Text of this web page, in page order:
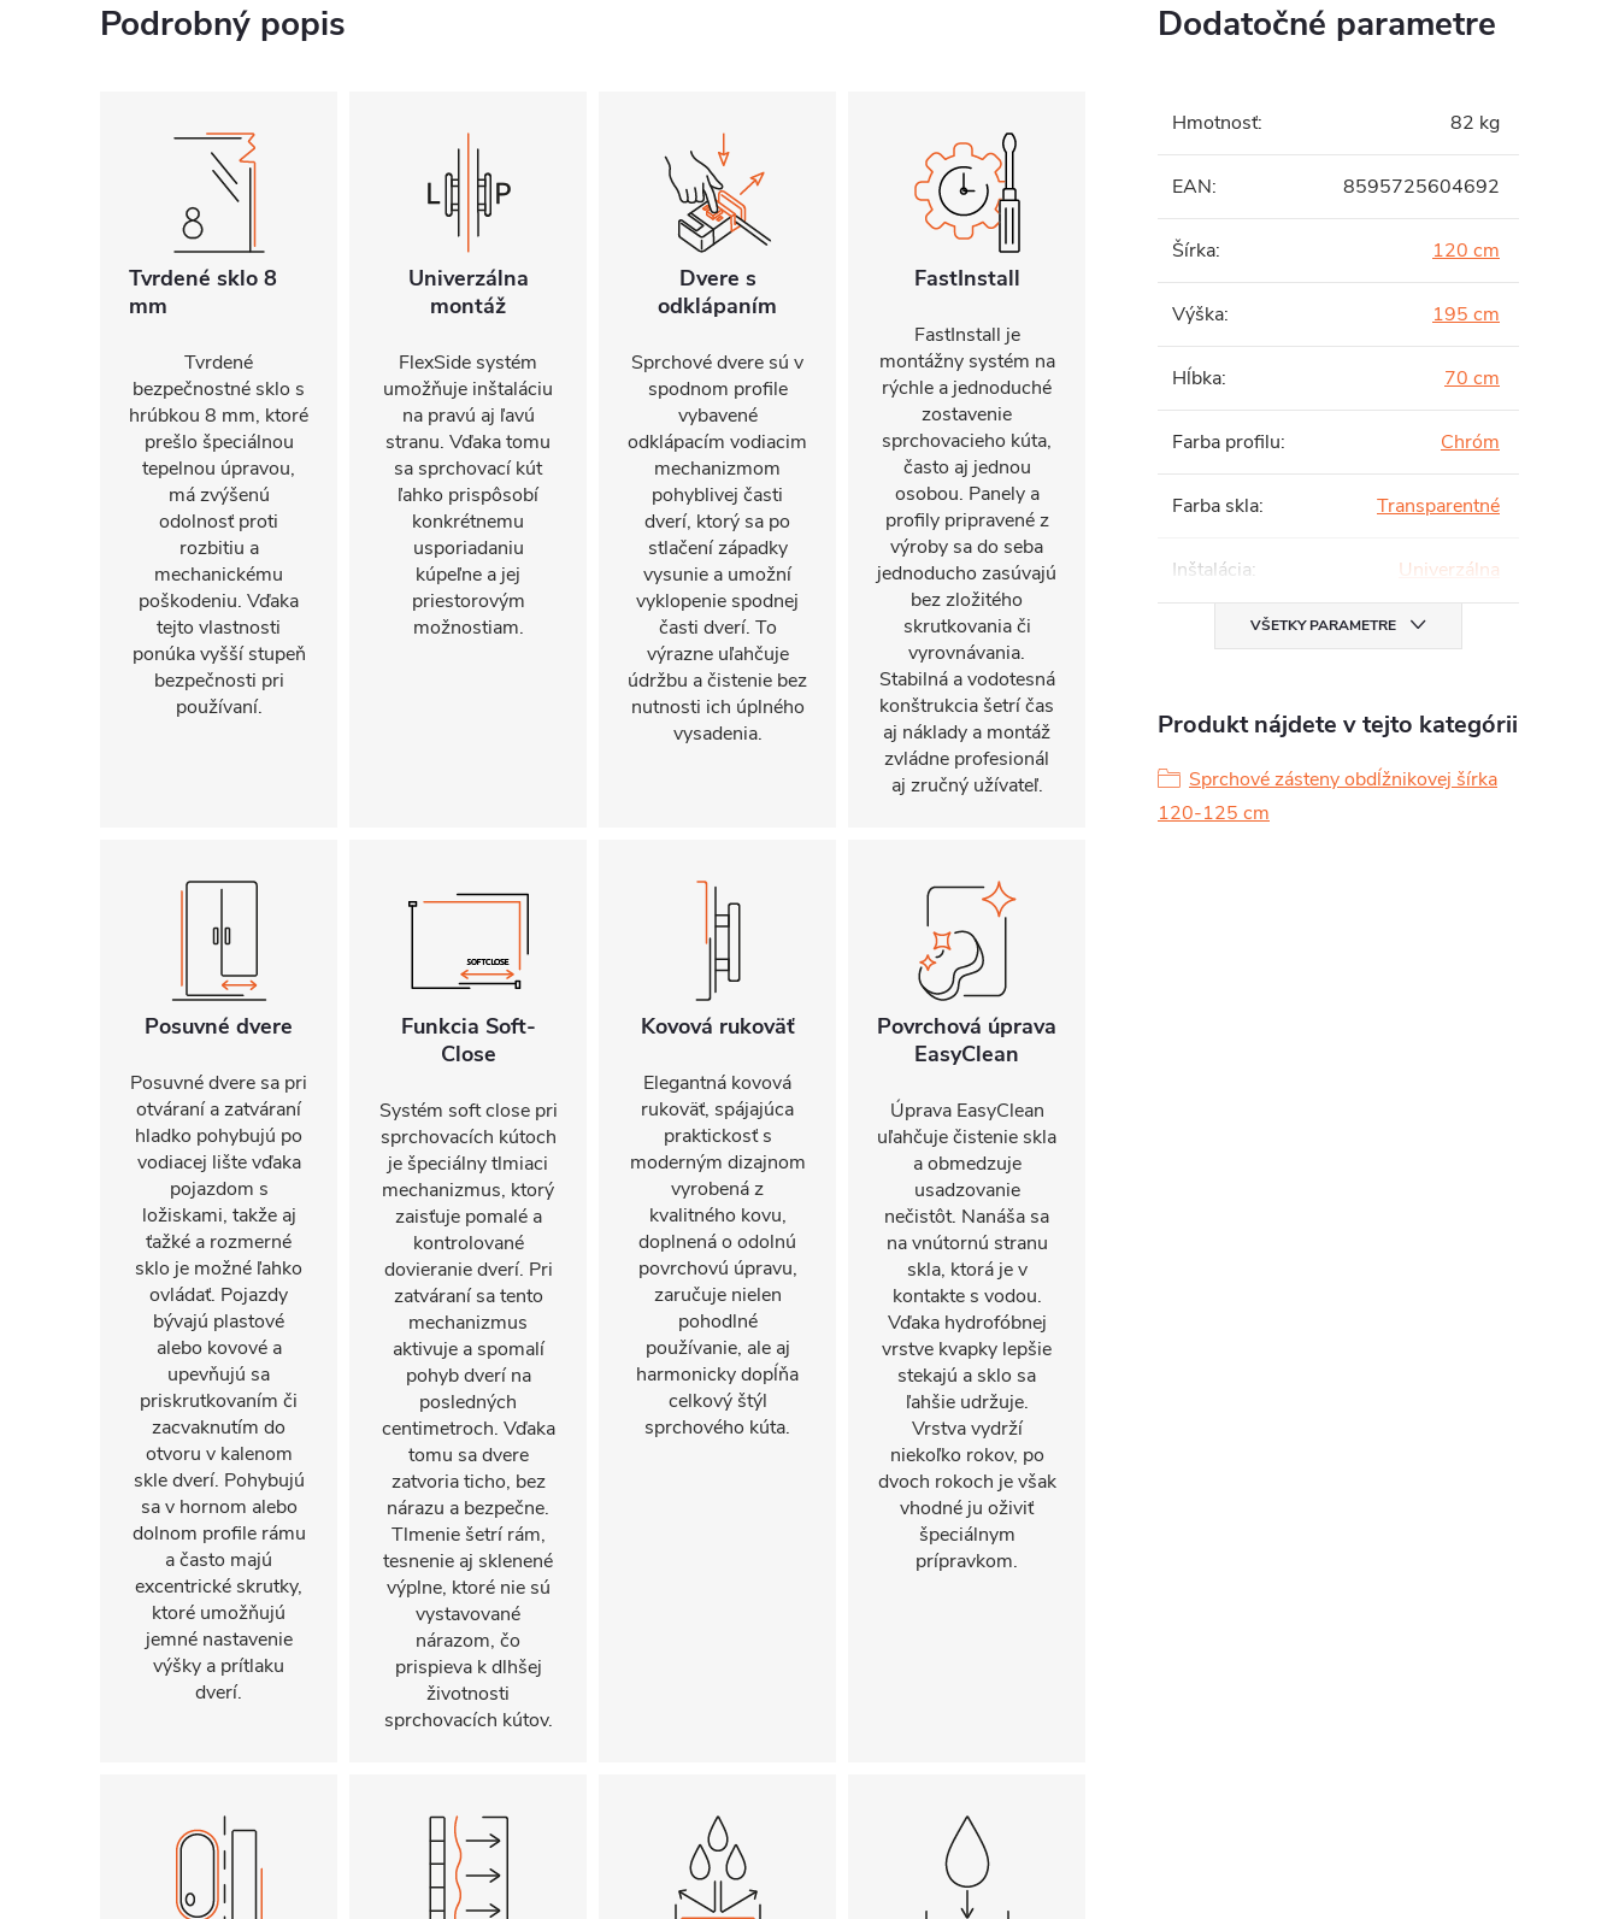
Podrobný popis
Tvrdené sklo 8
mm
Tvrdené
bezpečnostné sklo s
hrúbkou 8 mm, ktoré
prešlo špeciálnou
tepelnou úpravou,
má zvýšenú
odolnosť proti
rozbitiu a
mechanickému
poškodeniu. Vďaka
tejto vlastnosti
ponúka vyšší stupeň
bezpečnosti pri
používaní.
Univerzálna
montáž
FlexSide systém
umožňuje inštaláciu
na pravú aj ľavú
stranu. Vďaka tomu
sa sprchovací kút
ľahko prispôsobí
konkrétnemu
usporiadaniu
kúpeľne a jej
priestorovým
možnostiam.
Dvere s
odklápaním
Sprchové dvere sú v
spodnom profile
vybavené
odklápacím vodiacim
mechanizmom
pohyblivej časti
dverí, ktorý sa po
stlačení západky
vysunie a umožní
vyklopenie spodnej
časti dverí. To
výrazne uľahčuje
údržbu a čistenie bez
nutnosti ich úplného
vysadenia.
FastInstall
FastInstall je
montážny systém na
rýchle a jednoduché
zostavenie
sprchovacieho kúta,
často aj jednou
osobou. Panely a
profily pripravené z
výroby sa do seba
jednoducho zasúvajú
bez zložitého
skrutkovania či
vyrovnávania.
Stabilná a vodotesná
konštrukcia šetrí čas
aj náklady a montáž
zvládne profesionál
aj zručný užívateľ.
Posuvné dvere
Posuvné dvere sa pri
otváraní a zatváraní
hladko pohybujú po
vodiacej lište vďaka
pojazdom s
ložiskami, takže aj
ťažké a rozmerné
sklo je možné ľahko
ovládať. Pojazdy
bývajú plastové
alebo kovové a
upevňujú sa
priskrutkovaním či
zacvaknutím do
otvoru v kalenom
skle dverí. Pohybujú
sa v hornom alebo
dolnom profile rámu
a často majú
excentrické skrutky,
ktoré umožňujú
jemné nastavenie
výšky a prítlaku
dverí.
Funkcia Soft-
Close
Systém soft close pri
sprchovacích kútoch
je špeciálny tlmiaci
mechanizmus, ktorý
zaisťuje pomalé a
kontrolované
dovieranie dverí. Pri
zatváraní sa tento
mechanizmus
aktivuje a spomalí
pohyb dverí na
posledných
centimetroch. Vďaka
tomu sa dvere
zatvoria ticho, bez
nárazu a bezpečne.
Tlmenie šetrí rám,
tesnenie aj sklenené
výplne, ktoré nie sú
vystavované
nárazom, čo
prispieva k dlhšej
životnosti
sprchovacích kútov.
Kovová rukoväť
Elegantná kovová
rukoväť, spájajúca
praktickosť s
moderným dizajnom
vyrobená z
kvalitného kovu,
doplnená o odolnú
povrchovú úpravu,
zaručuje nielen
pohodlné
používanie, ale aj
harmonicky dopĺňa
celkový štýl
sprchového kúta.
Povrchová úprava
EasyClean
Úprava EasyClean
uľahčuje čistenie skla
a obmedzuje
usadzovanie
nečistôt. Nanáša sa
na vnútornú stranu
skla, ktorá je v
kontakte s vodou.
Vďaka hydrofóbnej
vrstve kvapky lepšie
stekajú a sklo sa
ľahšie udržuje.
Vrstva vydrží
niekoľko rokov, po
dvoch rokoch je však
vhodné ju oživiť
špeciálnym
prípravkom.
Dodatočné parametre
Hmotnosť: 82 kg
EAN: 8595725604692
Šírka: 120 cm
Výška: 195 cm
Hĺbka: 70 cm
Farba profilu: Chróm
Farba skla: Transparentné
Inštalácia: Univerzálna
VŠETKY PARAMETRE
Produkt nájdete v tejto kategórii
Sprchové zásteny obdĺžnikovej šírka
120-125 cm